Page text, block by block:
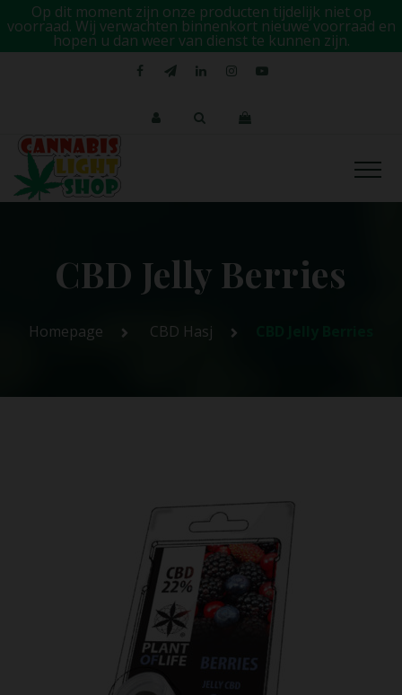
Op dit moment zijn onze producten tijdelijk niet op
voorraad. Wij verwachten binnenkort nieuwe voorraad en
hopen u dan weer van dienst te kunnen zijn.
CBD Jelly Berries
Homepage CBD Hasj